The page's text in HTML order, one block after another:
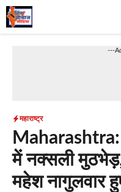
Skip
to
---
महाराष्ट्र
Maharashtra:
में नक्सली
महेश नागुलवार